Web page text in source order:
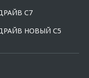
С7
НОВЫЙ С5